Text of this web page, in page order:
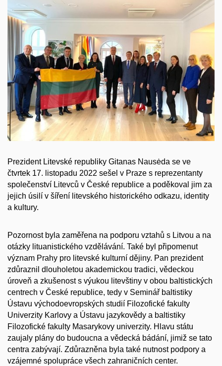
Prezident Litevské republiky Gitanas Nausėda se ve
čtvrtek 17. listopadu 2022 sešel v Praze s reprezentanty
společenství Litevců v České republice a poděkoval jim za
jejich úsilí v šíření litevského historického odkazu, identity
a kultury.
Pozornost byla zaměřena na podporu vztahů s Litvou a na
otázky lituanistického vzdělávání. Také byl připomenut
význam Prahy pro litevské kulturní dějiny. Pan prezident
zdůraznil dlouholetou akademickou tradici, vědeckou
úroveň a zkušenost s výukou litevštiny v obou baltistických
centrech v České republice, tedy v Seminář baltistiky
Ústavu východoevropských studií Filozofické fakulty
Univerzity Karlovy a Ústavu jazykovědy a baltistiky
Filozofické fakulty Masarykovy univerzity. Hlavu státu
zaujaly plány do budoucna a vědecká bádání, jimiž se tato
centra zabývají. Zdůrazněna byla také nutnost podpory a
vzájemné spolupráce všech zahraničních center.